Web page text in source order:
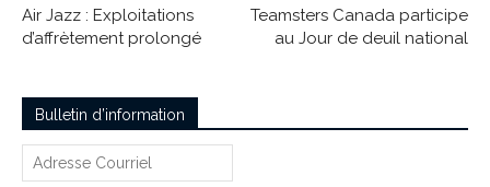
Air Jazz : Exploitations
d’affrètement prolongé
Teamsters Canada participe
au Jour de deuil national
Bulletin d’information